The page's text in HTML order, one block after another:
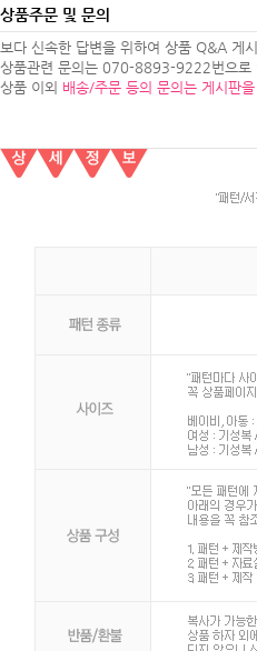
상품주문 및 문의
보다 신속한 답변을 위하여 상품 Q&A 게
상품관련 문의는 070-8893-9222번으
상품 이외 배송/주문 등의 문의는 게시판